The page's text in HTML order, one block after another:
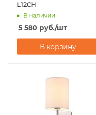
L12CH
В наличии
5 580 руб./шт
В корзину